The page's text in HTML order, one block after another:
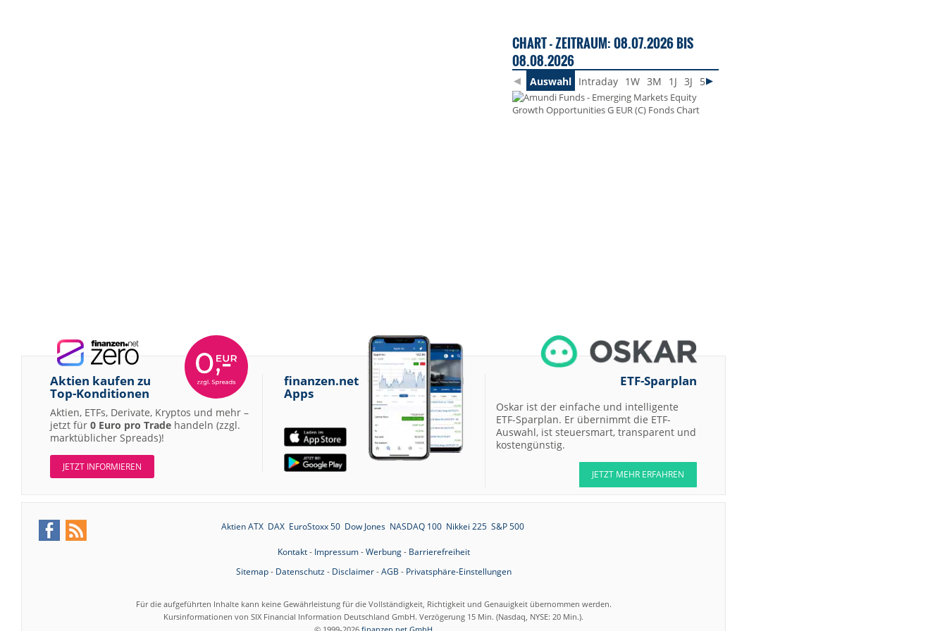
CHART - ZEITRAUM: 08.07.2026 BIS
08.08.2026
Auswahl Intraday 1W 3M 1J 3J 5J
Aktien kaufen zu
Top-Konditionen
Aktien, ETFs, Derivate, Kryptos und mehr –
jetzt für 0 Euro pro Trade handeln (zzgl.
marktüblicher Spreads)!
JETZT INFORMIEREN
finanzen.net
Apps
ETF-Sparplan
Oskar ist der einfache und intelligente
ETF-Sparplan. Er übernimmt die ETF-
Auswahl, ist steuersmart, transparent und
kostengünstig.
JETZT MEHR ERFAHREN
Aktien ATX DAX EuroStoxx 50 Dow Jones NASDAQ 100 Nikkei 225 S&P 500
Kontakt- Impressum-Werbung- Barrierefreiheit
Sitemap- Datenschutz- Disclaimer-AGB - Privatsphäre-Einstellungen
Für die aufgeführten Inhalte kann keine Gewährleistung für die Vollständigkeit, Richtigkeit und Genauigkeit übernommen werden.
Kursinformationen von SIX Financial Information Deutschland GmbH. Verzögerung 15 Min. (Nasdaq, NYSE: 20 Min.).